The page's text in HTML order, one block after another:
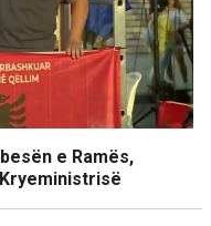
e Ramës,